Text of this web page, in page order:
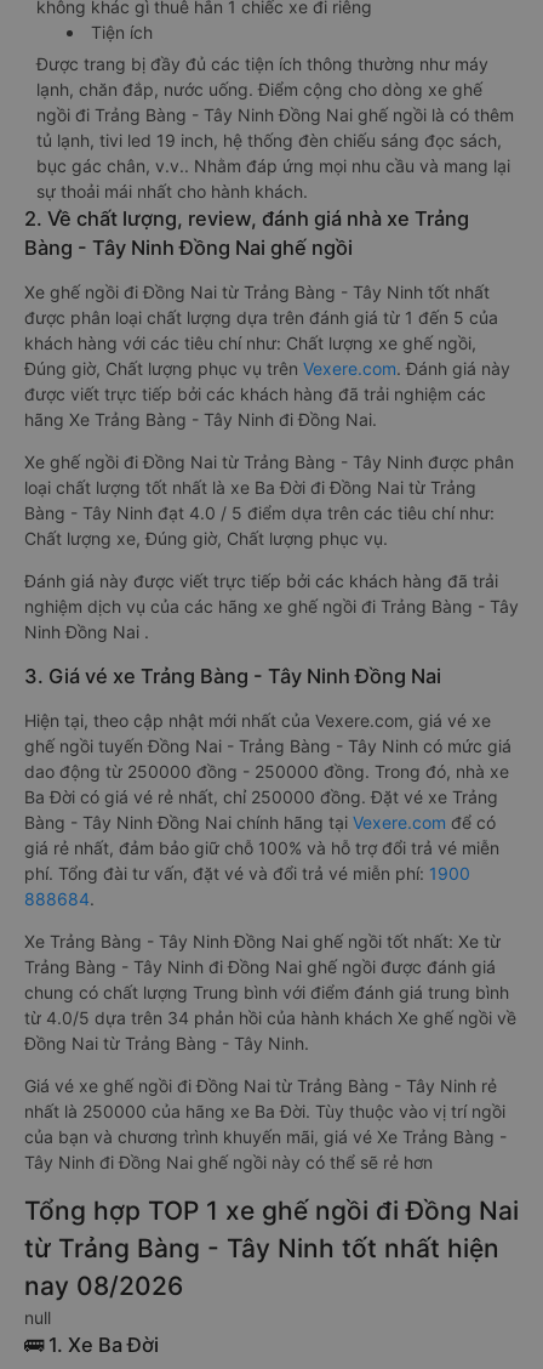
không khác gì thuê hẳn 1 chiếc xe đi riêng
Tiện ích
Được trang bị đầy đủ các tiện ích thông thường như máy
lạnh, chăn đắp, nước uống. Điểm cộng cho dòng xe ghế
ngồi đi Trảng Bàng - Tây Ninh Đồng Nai ghế ngồi là có thêm
tủ lạnh, tivi led 19 inch, hệ thống đèn chiếu sáng đọc sách,
bục gác chân, v.v.. Nhằm đáp ứng mọi nhu cầu và mang lại
sự thoải mái nhất cho hành khách.
2. Về chất lượng, review, đánh giá nhà xe Trảng
Bàng - Tây Ninh Đồng Nai ghế ngồi
Xe ghế ngồi đi Đồng Nai từ Trảng Bàng - Tây Ninh tốt nhất
được phân loại chất lượng dựa trên đánh giá từ 1 đến 5 của
khách hàng với các tiêu chí như: Chất lượng xe ghế ngồi,
Đúng giờ, Chất lượng phục vụ trên Vexere.com. Đánh giá này
được viết trực tiếp bởi các khách hàng đã trải nghiệm các
hãng Xe Trảng Bàng - Tây Ninh đi Đồng Nai.
Xe ghế ngồi đi Đồng Nai từ Trảng Bàng - Tây Ninh được phân
loại chất lượng tốt nhất là xe Ba Đời đi Đồng Nai từ Trảng
Bàng - Tây Ninh đạt 4.0 / 5 điểm dựa trên các tiêu chí như:
Chất lượng xe, Đúng giờ, Chất lượng phục vụ.
Đánh giá này được viết trực tiếp bởi các khách hàng đã trải
nghiệm dịch vụ của các hãng xe ghế ngồi đi Trảng Bàng - Tây
Ninh Đồng Nai .
3. Giá vé xe Trảng Bàng - Tây Ninh Đồng Nai
Hiện tại, theo cập nhật mới nhất của Vexere.com, giá vé xe
ghế ngồi tuyến Đồng Nai - Trảng Bàng - Tây Ninh có mức giá
dao động từ 250000 đồng - 250000 đồng. Trong đó, nhà xe
Ba Đời có giá vé rẻ nhất, chỉ 250000 đồng. Đặt vé xe Trảng
Bàng - Tây Ninh Đồng Nai chính hãng tại Vexere.com để có
giá rẻ nhất, đảm bảo giữ chỗ 100% và hỗ trợ đổi trả vé miễn
phí. Tổng đài tư vấn, đặt vé và đổi trả vé miễn phí: 1900
888684.
Xe Trảng Bàng - Tây Ninh Đồng Nai ghế ngồi tốt nhất: Xe từ
Trảng Bàng - Tây Ninh đi Đồng Nai ghế ngồi được đánh giá
chung có chất lượng Trung bình với điểm đánh giá trung bình
từ 4.0/5 dựa trên 34 phản hồi của hành khách Xe ghế ngồi về
Đồng Nai từ Trảng Bàng - Tây Ninh.
Giá vé xe ghế ngồi đi Đồng Nai từ Trảng Bàng - Tây Ninh rẻ
nhất là 250000 của hãng xe Ba Đời. Tùy thuộc vào vị trí ngồi
của bạn và chương trình khuyến mãi, giá vé Xe Trảng Bàng -
Tây Ninh đi Đồng Nai ghế ngồi này có thể sẽ rẻ hơn
Tổng hợp TOP 1 xe ghế ngồi đi Đồng Nai
từ Trảng Bàng - Tây Ninh tốt nhất hiện
nay 08/2026
null
🚌 1. Xe Ba Đời